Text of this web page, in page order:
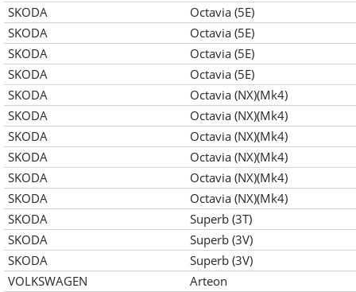
SKODA
Octavia (5E)
SKODA
Octavia (5E)
SKODA
Octavia (5E)
SKODA
Octavia (5E)
SKODA
Octavia (NX)(Mk4)
SKODA
Octavia (NX)(Mk4)
SKODA
Octavia (NX)(Mk4)
SKODA
Octavia (NX)(Mk4)
SKODA
Octavia (NX)(Mk4)
SKODA
Octavia (NX)(Mk4)
SKODA
Superb (3T)
SKODA
Superb (3V)
SKODA
Superb (3V)
VOLKSWAGEN
Arteon